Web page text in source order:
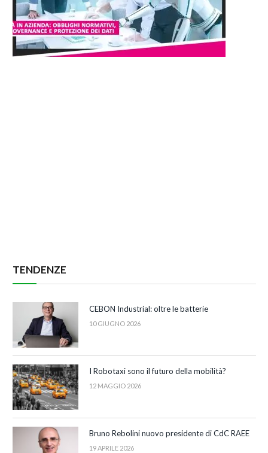
TENDENZE
CEBON Industrial: oltre le batterie
10 GIUGNO 2026
I Robotaxi sono il futuro della mobilità?
12 MAGGIO 2026
Bruno Rebolini nuovo presidente di CdC RAEE
19 APRILE 2026